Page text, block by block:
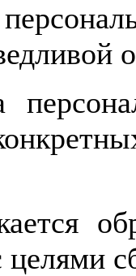
целями